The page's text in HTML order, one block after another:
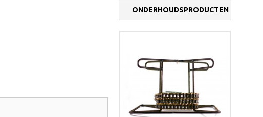
ONDERHOUDSPRODUCTEN